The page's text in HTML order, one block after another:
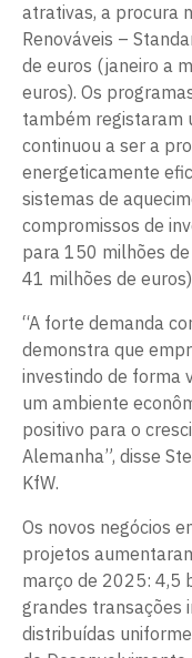
atrativas, a procura
Renováveis ​​–
de euros (janeiro a
euros). Os
também registaram
continuou a ser a
energeticamente
sistemas de
compromissos de
para 150 milhões
41 milhões de
“A forte demanda
demonstra que
investindo de forma
um ambiente
positivo para o
Alemanha”, disse
KfW.
Os novos negócios
projetos
março de 2025: 4,5
grandes transações
distribuídas